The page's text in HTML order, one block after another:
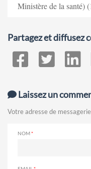
Ministère de la santé)
Partagez et diffusez
Laissez un
Votre adresse de
NOM